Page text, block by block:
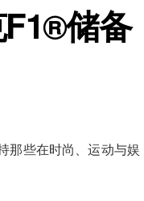
储备
那些在时尚、运动与娱